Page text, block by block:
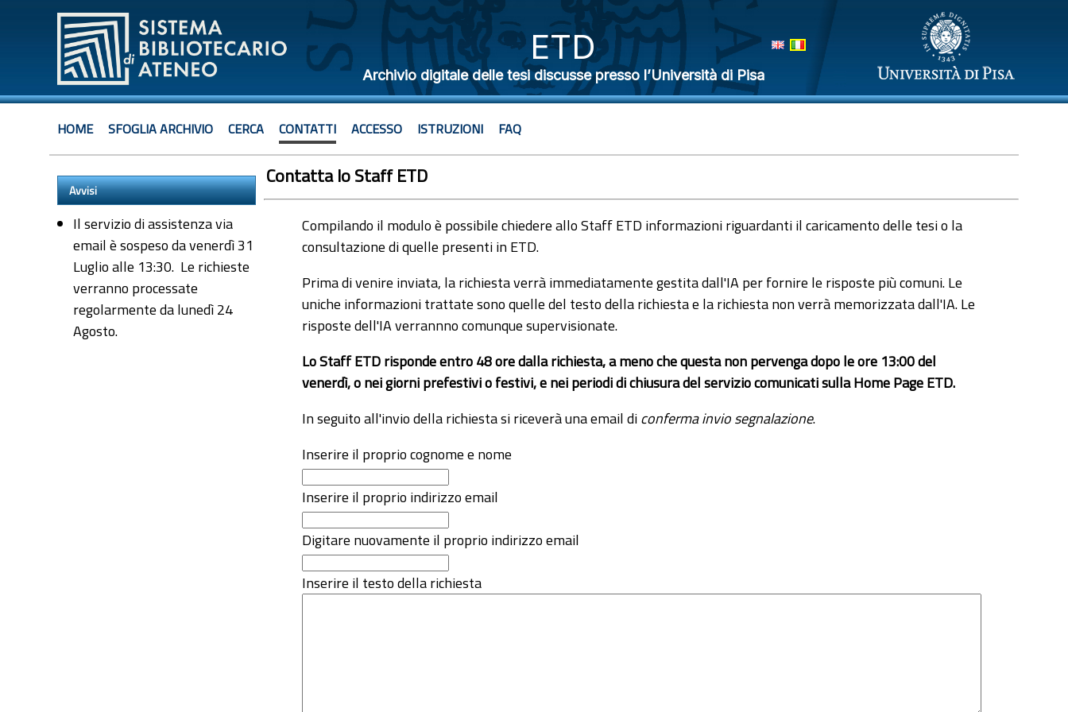
ETD
Archivio digitale delle tesi discusse presso l’Università di Pisa
HOME SFOGLIA ARCHIVIO CERCA CONTATTI ACCESSO ISTRUZIONI FAQ
Avvisi
Il servizio di assistenza via
email è sospeso da venerdì 31
Luglio alle 13:30. Le richieste
verranno processate
regolarmente da lunedì 24
Agosto.
Contatta lo Staff ETD
Compilando il modulo è possibile chiedere allo Staff ETD informazioni riguardanti il caricamento delle tesi o la
consultazione di quelle presenti in ETD.
Prima di venire inviata, la richiesta verrà immediatamente gestita dall'IA per fornire le risposte più comuni. Le
uniche informazioni trattate sono quelle del testo della richiesta e la richiesta non verrà memorizzata dall'IA. Le
risposte dell'IA verrannno comunque supervisionate.
Lo Staff ETD risponde entro 48 ore dalla richiesta, a meno che questa non pervenga dopo le ore 13:00 del
venerdì, o nei giorni prefestivi o festivi, e nei periodi di chiusura del servizio comunicati sulla Home Page ETD.
In seguito all'invio della richiesta si riceverà una email diconferma invio segnalazione.
Inserire il proprio cognome e nome
Inserire il proprio indirizzo email
Digitare nuovamente il proprio indirizzo email
Inserire il testo della richiesta